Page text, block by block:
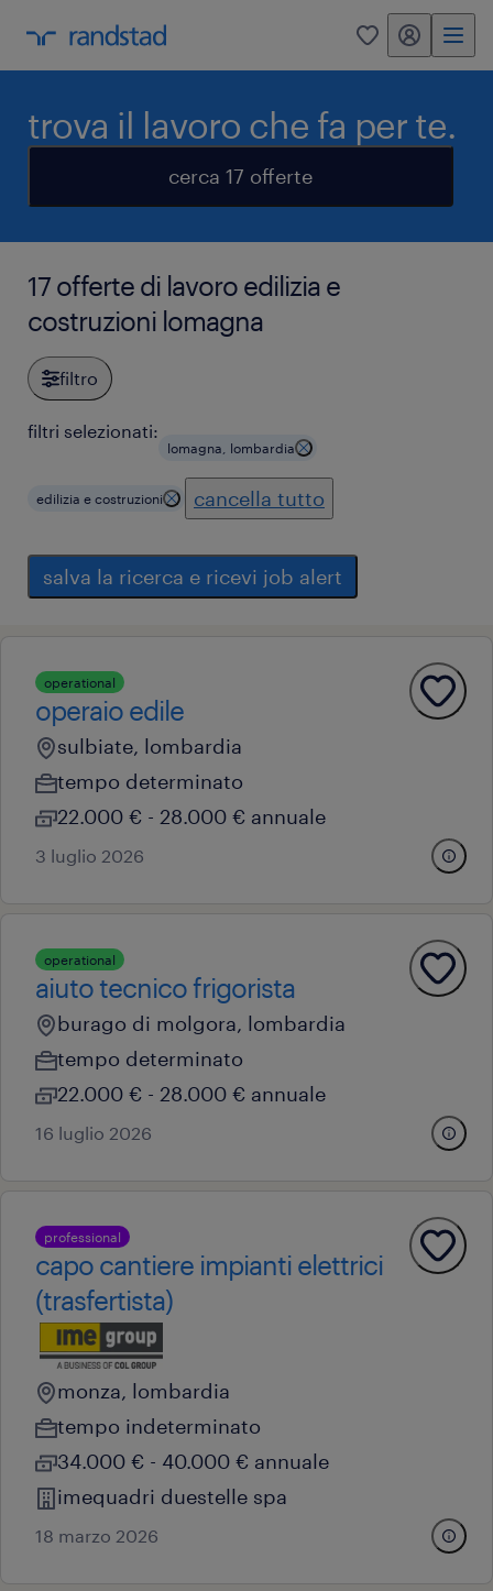
0 my randstad
trova il lavoro che fa per te.
cerca 17 offerte
17 offerte di lavoro edilizia e
costruzioni lomagna
filtro
filtri selezionati:
lomagna, lombardia
edilizia e costruzioni cancella tutto
salva la ricerca e ricevi job alert
operational
operaio edile
sulbiate, lombardia
tempo determinato
22.000 € - 28.000 € annuale
3 luglio 2026
operational
aiuto tecnico frigorista
burago di molgora, lombardia
tempo determinato
22.000 € - 28.000 € annuale
16 luglio 2026
professional
capo cantiere impianti elettrici
(trasfertista)
monza, lombardia
tempo indeterminato
34.000 € - 40.000 € annuale
imequadri duestelle spa
18 marzo 2026